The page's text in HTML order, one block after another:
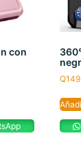
con
Q